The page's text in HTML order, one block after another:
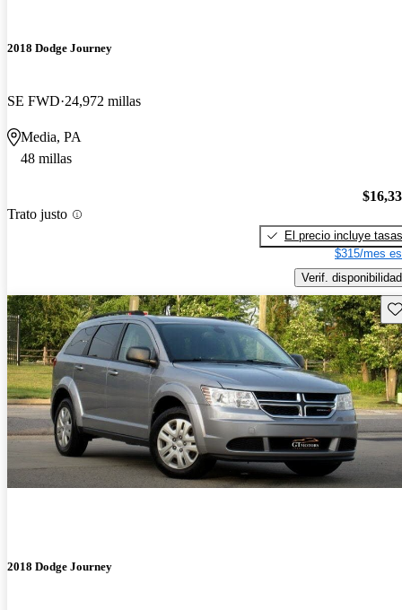
2018 Dodge Journey
SE FWD 24,972 millas
Media, PA
48 millas
Trato justo
El precio incluye tasas
$315/mes
Verif. disponibilidad
2018 Dodge Journey